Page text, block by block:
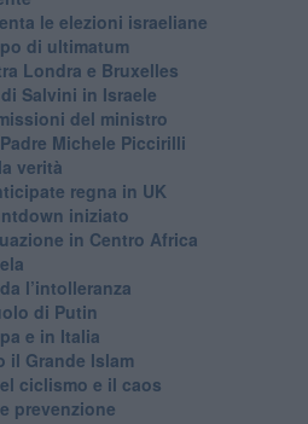
le elezioni israeliane
di ultimatum
Londra e Bruxelles
Salvini in Israele
del ministro
Michele Piccirilli
verità
regna in UK
iniziato
in Centro Africa
l’intolleranza
di Putin
e in Italia
il Grande Islam
ciclismo e il caos
prevenzione